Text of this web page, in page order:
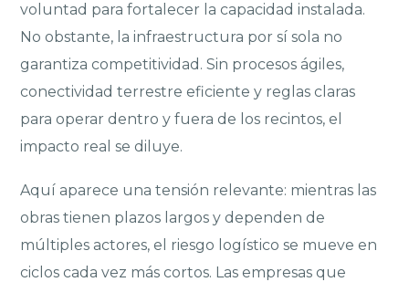
voluntad para fortalecer la capacidad instalada.
No obstante, la infraestructura por sí sola no
garantiza competitividad. Sin procesos ágiles,
conectividad terrestre eficiente y reglas claras
para operar dentro y fuera de los recintos, el
impacto real se diluye.
Aquí aparece una tensión relevante: mientras las
obras tienen plazos largos y dependen de
múltiples actores, el riesgo logístico se mueve en
ciclos cada vez más cortos. Las empresas que